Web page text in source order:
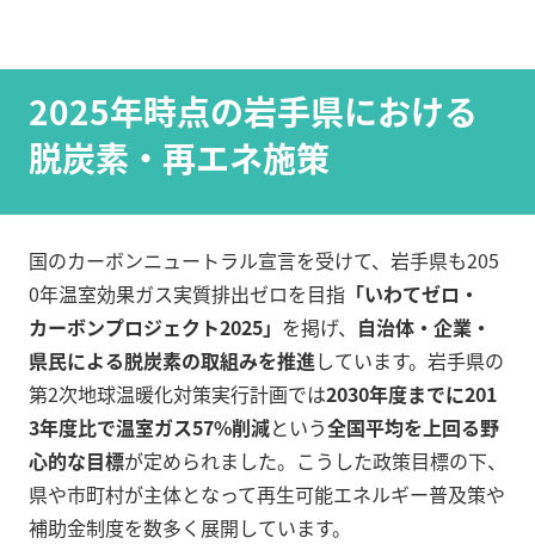
2025年時点の岩手県における
脱炭素・再エネ施策
国のカーボンニュートラル宣言を受けて、岩手県も205
0年温室効果ガス実質排出ゼロを目指 「いわてゼロ・
カーボンプロジェクト2025」 を掲げ、 自治体・企業・
県民による脱炭素の取組みを推進しています。岩手県の
第2次地球温暖化対策実行計画では2030年度までに201
3年度比で温室ガス57%削減という全国平均を上回る野
心的な目標が定められました。こうした政策目標の下、
県や市町村が主体となって再生可能エネルギー普及策や
補助金制度を数多く展開しています。